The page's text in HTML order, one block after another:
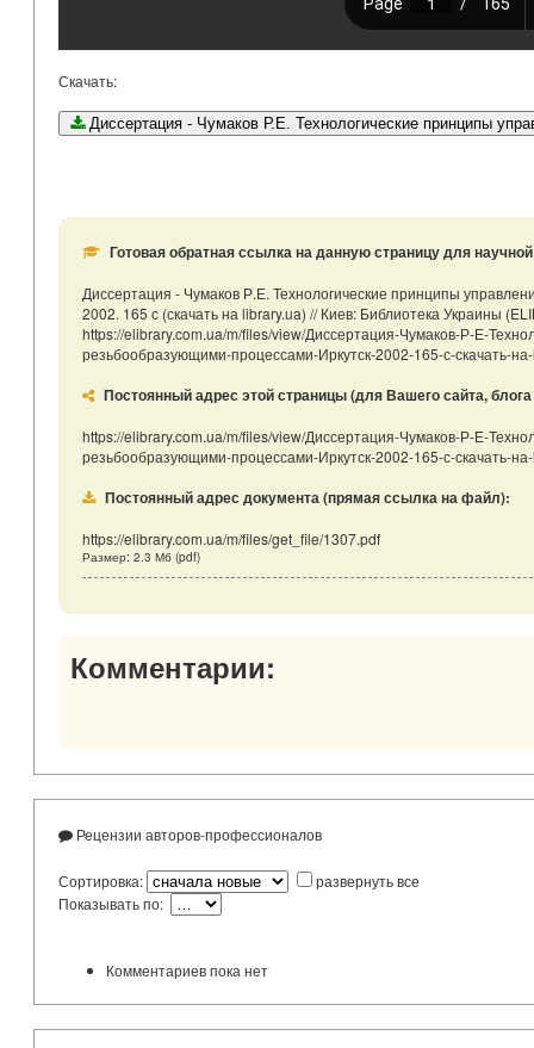
Скачать:
Диссертация - Чумаков Р.Е. Технологические
Готовая обратная ссылка на данную страницу для
Диссертация - Чумаков Р.Е. Технологические принципы
2002. 165 с (скачать на library.ua) // Киев: Библиотека Украины
https://elibrary.com.ua/m/files/view/Диссертация-Чумаков-Р-Е-
резьбообразующими-процессами-Иркутск-2002-165-с-скачать-
Постоянный адрес этой страницы (для Вашего сайта, блога
https://elibrary.com.ua/m/files/view/Диссертация-Чумаков-Р-Е-
резьбообразующими-процессами-Иркутск-2002-165-с-скачать-
Постоянный адрес документа (прямая ссылка на файл):
https://elibrary.com.ua/m/files/get_file/1307.pdf
Размер: 2.3 Мб (pdf)
Комментарии:
Рецензии авторов-профессионалов
Сортировка:
развернуть все
Показывать по:
Комментариев пока нет